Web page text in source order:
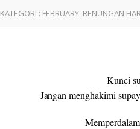
KATEGORI : FEBRUARY, RENUNGAN
Kunci
Jangan menghakimi